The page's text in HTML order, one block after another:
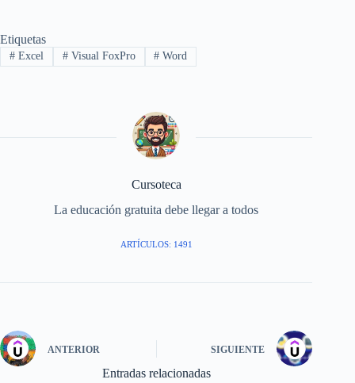
Etiquetas
#Excel #Visual FoxPro # Word
Cursoteca
La educación gratuita debe llegar a todos
ARTÍCULOS: 1491
ANTERIOR SIGUIENTE
Entradas relacionadas